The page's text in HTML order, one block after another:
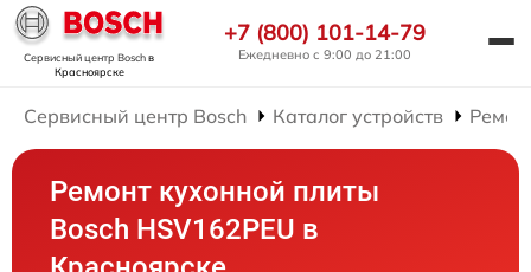
Сервисный центр Boschв
Красноярске
+7 (800) 101-14-79
Ежедневно с 9:00 до 21:00
Сервисный центр Bosch Каталог устройств
Ремонт кухонной плиты
Bosch HSV162PEU в